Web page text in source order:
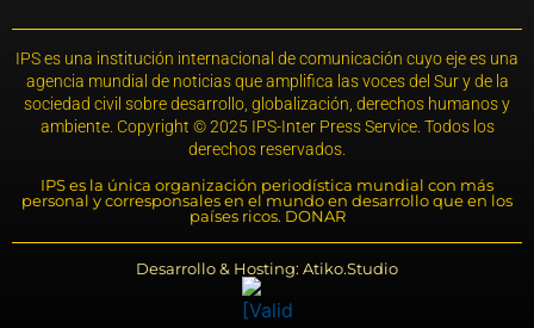
IPS es una institución internacional de comunicación cuyo eje es una
agencia mundial de noticias que amplifica las voces del Sur y de la
sociedad civil sobre desarrollo, globalización, derechos humanos y
ambiente. Copyright © 2025 IPS-Inter Press Service. Todos los
derechos reservados.
IPS es la única organización periodística mundial con más
personal y corresponsales en el mundo en desarrollo que en los
países ricos. DONAR
Desarrollo & Hosting: Atiko.Studio